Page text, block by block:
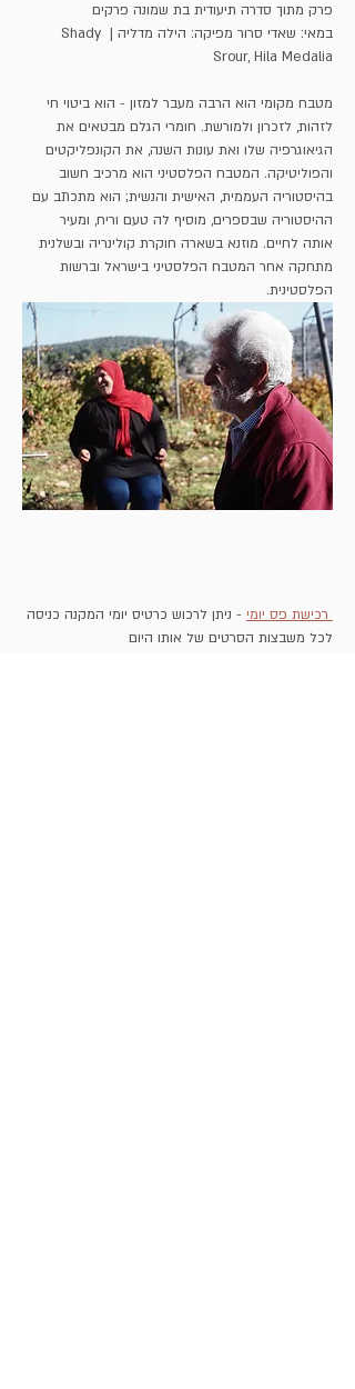
פרק מתוך סדרה תיעודית בת שמונה פרקים
במאי: שאדי סרור מפיקה: הילה מדליה | Shady
Srour, Hila Medalia
מטבח מקומי הוא הרבה מעבר למזון - הוא ביטוי חי
לזהות, לזכרון ולמורשת. חומרי הגלם מבטאים את
הגיאוגרפיה שלו ואת עונות השנה, את הקונפליקטים
והפוליטיקה. המטבח הפלסטיני הוא מרכיב חשוב
בהיסטוריה העממית, האישית והנשית; הוא מתכתב עם
ההיסטוריה שבספרים, מוסיף לה טעם וריח, ומעיר
אותה לחיים. מוזנא בשארה חוקרת קולינריה ובשלנית
מתחקה אחר המטבח הפלסטיני בישראל וברשות
הפלסטינית.
רכישת פס יומי - ניתן לרכוש כרטיס יומי המקנה כניסה
לכל משבצות הסרטים של אותו היום